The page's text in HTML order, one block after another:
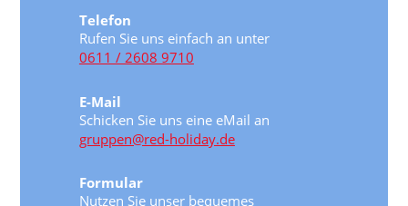
Telefon
Rufen Sie uns einfach an unter
0611 / 2608 9710
E-Mail
Schicken Sie uns eine eMail an
gruppen@red-holiday.de
Formular
Nutzen Sie unser bequemes